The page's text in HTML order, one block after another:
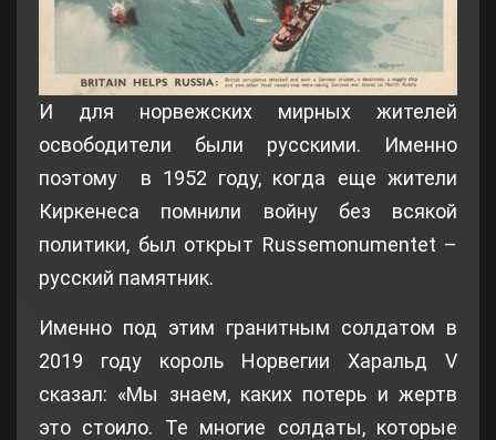
И для норвежских мирных жителей
освободители были русскими. Именно
поэтому в 1952 году, когда еще жители
Киркенеса помнили войну без всякой
политики, был открыт Russemonumentet –
русский памятник.
Именно под этим гранитным солдатом в
2019 году король Норвегии Харальд V
сказал: «Мы знаем, каких потерь и жертв
это стоило. Те многие солдаты, которые